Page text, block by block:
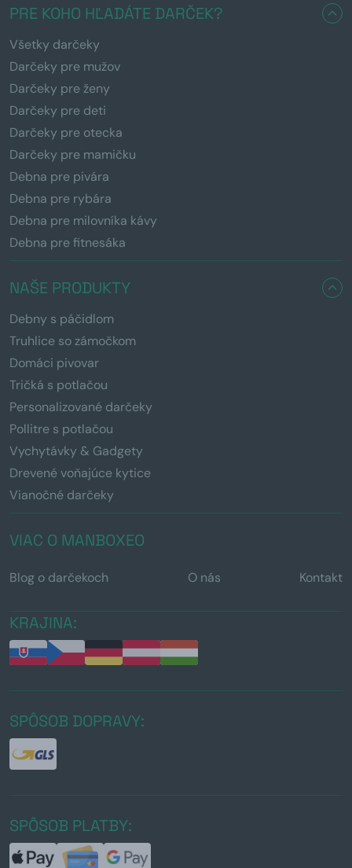
PRE KOHO HĽADÁTE DARČEK?
Všetky darčeky
Darčeky pre mužov
Darčeky pre ženy
Darčeky pre deti
Darčeky pre otecka
Darčeky pre mamičku
Debna pre pivára
Debna pre rybára
Debna pre milovníka kávy
Debna pre fitnesáka
NAŠE PRODUKTY
Debny s páčidlom
Truhlice so zámočkom
Domáci pivovar
Tričká s potlačou
Personalizované darčeky
Pollitre s potlačou
Vychytávky & Gadgety
Drevené voňajúce kytice
Vianočné darčeky
VIAC O MANBOXEO
Blog o darčekoch O nás Kontakt
KRAJINA:
SPÔSOB DOPRAVY:
SPÔSOB PLATBY: